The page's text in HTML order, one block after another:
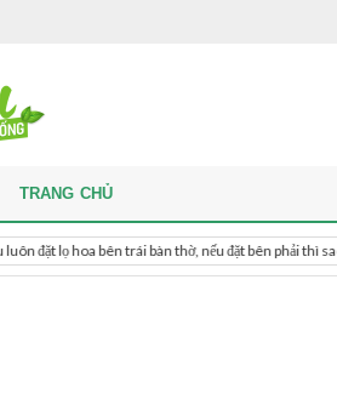
bên trái bàn thờ, nếu đặt bên phải thì sao?
TRANG CHỦ